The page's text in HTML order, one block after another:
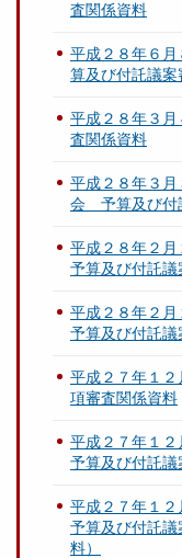
査関係資料
平成２８年６
算及び付託議
平成２８年３
査関係資料
平成２８年３
会 予算及び付
平成２８年２
予算及び付託議
平成２８年２
予算及び付託議
平成２７年１
項審査関係資料
平成２７年１
予算及び付託
平成２７年１
予算及び付託
料）